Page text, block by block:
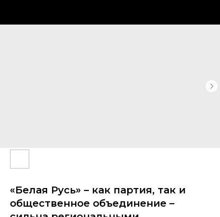
«Белая Русь» – как партия, так и
общественное объединение –